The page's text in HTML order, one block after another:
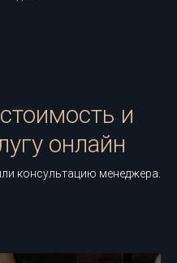
и
онлайн
консультацию менеджера.